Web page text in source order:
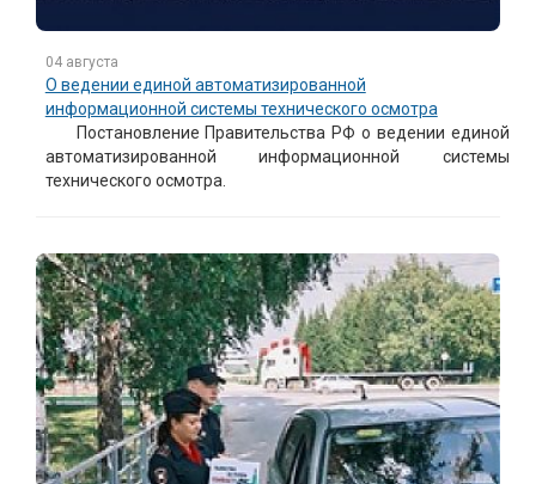
04 августа
О ведении единой автоматизированной
информационной системы технического осмотра
Постановление Правительства РФ о ведении единой
автоматизированной информационной системы
технического осмотра.